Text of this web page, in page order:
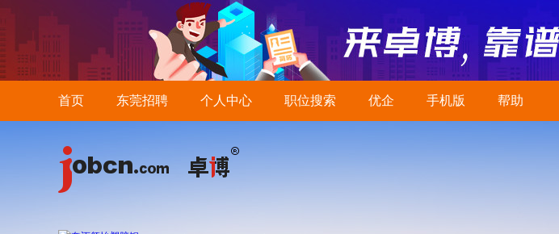
首页 东莞招聘 个人中心 职位搜索 优企 手机版 帮助